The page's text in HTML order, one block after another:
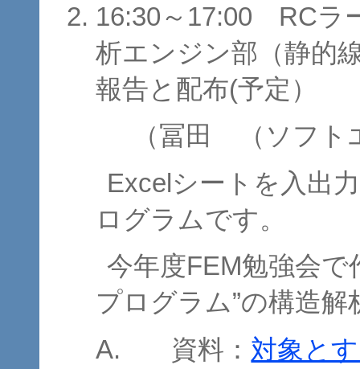
16:30～17:00 RCラ
析エンジン部（静的
報告と配布(予定）
（冨田 （ソフト
Excelシートを入出
ログラムです。
今年度FEM勉強会で
プログラム”の構造
資料： 対象と